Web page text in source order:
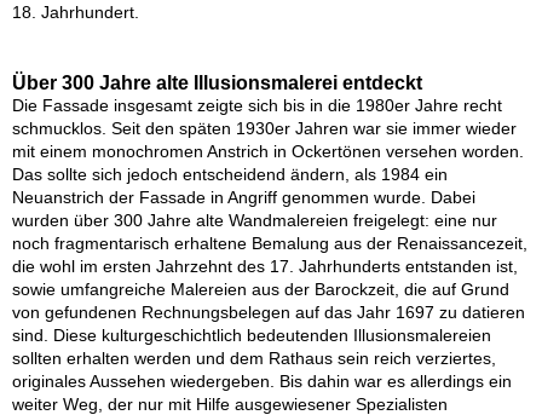
18. Jahrhundert.
Über 300 Jahre alte Illusionsmalerei entdeckt
Die Fassade insgesamt zeigte sich bis in die 1980er Jahre recht
schmucklos. Seit den späten 1930er Jahren war sie immer wieder
mit einem monochromen Anstrich in Ockertönen versehen worden.
Das sollte sich jedoch entscheidend ändern, als 1984 ein
Neuanstrich der Fassade in Angriff genommen wurde. Dabei
wurden über 300 Jahre alte Wandmalereien freigelegt: eine nur
noch fragmentarisch erhaltene Bemalung aus der Renaissancezeit,
die wohl im ersten Jahrzehnt des 17. Jahrhunderts entstanden ist,
sowie umfangreiche Malereien aus der Barockzeit, die auf Grund
von gefundenen Rechnungsbelegen auf das Jahr 1697 zu datieren
sind. Diese kulturgeschichtlich bedeutenden Illusionsmalereien
sollten erhalten werden und dem Rathaus sein reich verziertes,
originales Aussehen wiedergeben. Bis dahin war es allerdings ein
weiter Weg, der nur mit Hilfe ausgewiesener Spezialisten